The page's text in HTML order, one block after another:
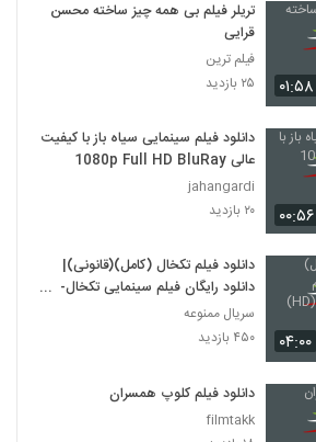
کیفیت عالی
فیلم ایرانی من کارگرم
۲,۱۲۳ بازدید
دانلود فیلم سینمایی بیتابی بیتا
دانلود فیلم اطراف آرامش با کیفیت عالی
دانلود فیلم بغض با کیفیت عالی
۱,۵۰۱ بازدید
دانلود فیلم قصه پریا به کارگردانی فریدون
۰۱:۵۸
تریلر فیلم بی همه چیز ساخته محسن
قرایی
فیلم ترین
۲۵ بازدید
۰۰:۵۶
دانلود فیلم سینمایی سیاه باز با کیفیت
عالی 1080p Full HD BluRay
jahangardi
۲۰ بازدید
۰۴:۰۰
دانلود فیلم تکخال (کامل)(قانونی)|
دانلود رایگان فیلم سینمایی تکخال-
(online)(HD)
سریال ممنوعه
۴۵۰ بازدید
دانلود فیلم کلوپ همسران
filmtakk